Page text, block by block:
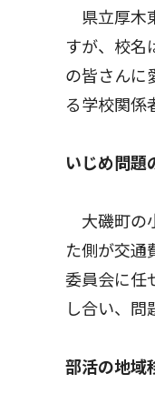
県立厚木
すが、校名
の皆さんに
る学校関係
いじめ問題
大磯町の
た側が交通
委員会に任
し合い、問
部活の地域